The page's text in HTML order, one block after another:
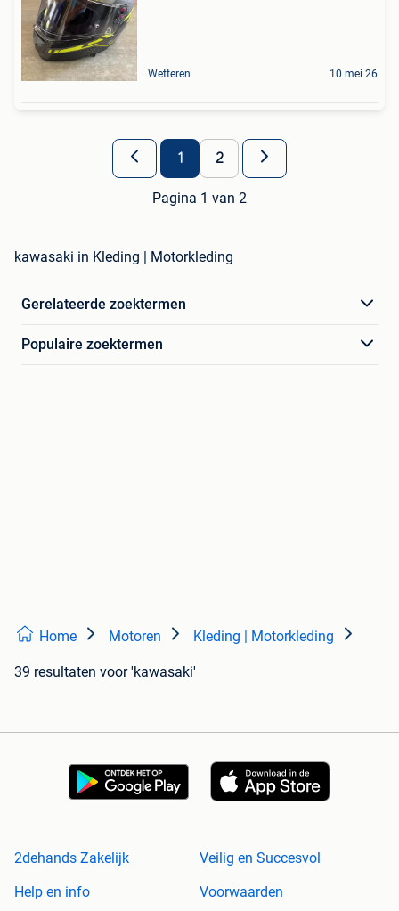
Wetteren 10 mei 26
1 2
Pagina 1 van 2
kawasaki in Kleding | Motorkleding
Gerelateerde zoektermen
Populaire zoektermen
Home Motoren Kleding | Motorkleding
39 resultaten voor 'kawasaki'
2dehands Zakelijk
Veilig en Succesvol
Help en info
Voorwaarden